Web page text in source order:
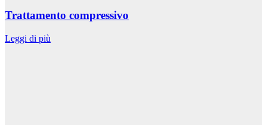
Trattamento compressivo
Leggi di più